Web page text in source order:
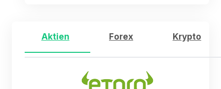
Aktien Forex Krypto